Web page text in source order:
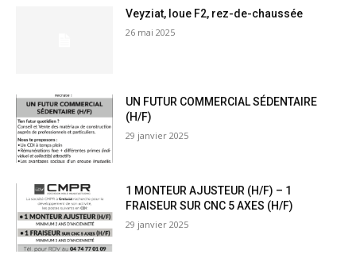
Veyziat, loue F2, rez-de-chaussée
26 mai 2025
UN FUTUR COMMERCIAL SÉDENTAIRE
(H/F)
29 janvier 2025
1 MONTEUR AJUSTEUR (H/F) – 1
FRAISEUR SUR CNC 5 AXES (H/F)
29 janvier 2025